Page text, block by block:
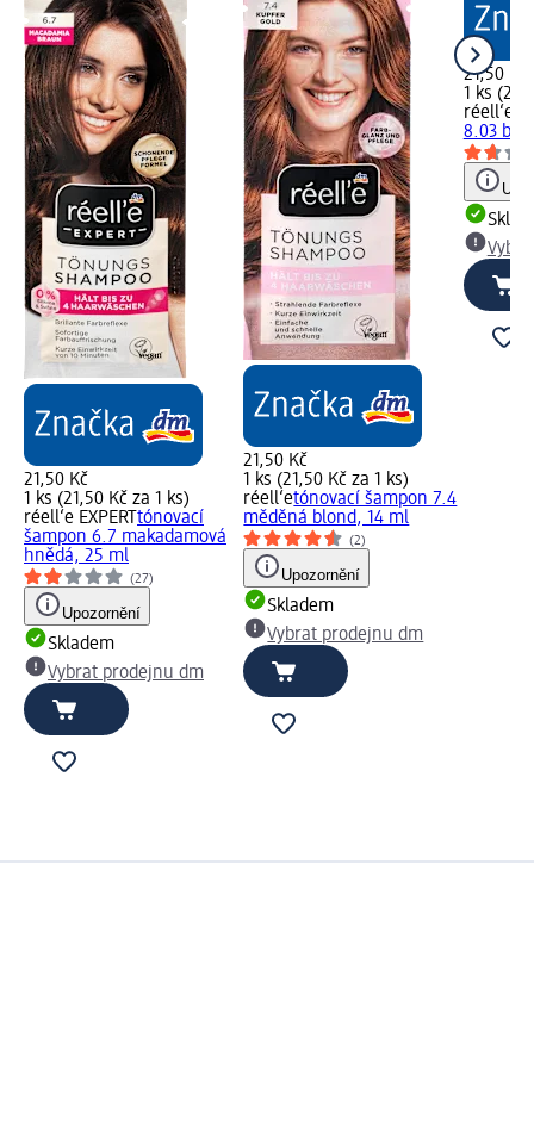
21,50 Kč
1 ks (21,50 Kč za 1 ks)
réell‘e EXPERTtónovací
šampon 6.7 makadamová
hnědá, 25 ml
(27)
Upozornění
Skladem
Vybrat prodejnu dm
21,50 Kč
1 ks (21,50 Kč za 1 ks)
réell‘etónovací šampon 7.4
měděná blond, 14 ml
(2)
Upozornění
Skladem
Vybrat prodejnu dm
21,50 Kč
1 ks
réell‘e
8.03